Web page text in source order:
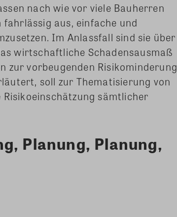
nach wie vor viele Bauherren
aus, einfache und
Im Anlassfall sind sie über
wirtschaftliche Schadensausmaß
zur vorbeugenden Risikominderung
soll zur Thematisierung von
sämtlicher
Planung, Planung,